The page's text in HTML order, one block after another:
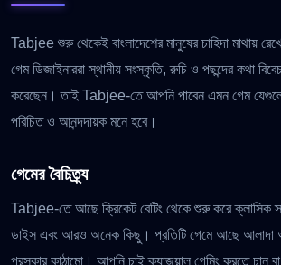
Tabjee শুরু থেকেই বাংলাদেশের মানুষের চাহিদা মাথায়
গেম ডিজাইনাররা স্থানীয় সংস্কৃতি, রুচি ও পছন্দের কথা
করেছেন। তাই Tabjee-তে আপনি পাবেন এমন গেম যেগুলো
পরিচিত ও আনন্দদায়ক মনে হবে।
গেমের বৈচিত্র্য
Tabjee-তে আছে ক্রিকেট বেটিং থেকে শুরু করে ক্লাসিক
ডাইস এবং আরও অনেক কিছু। প্রতিটি গেমে আছে আলাদা
পুরস্কার কাঠামো। আপনি চাই ক্যাজুয়াল গেমিং করতে চান